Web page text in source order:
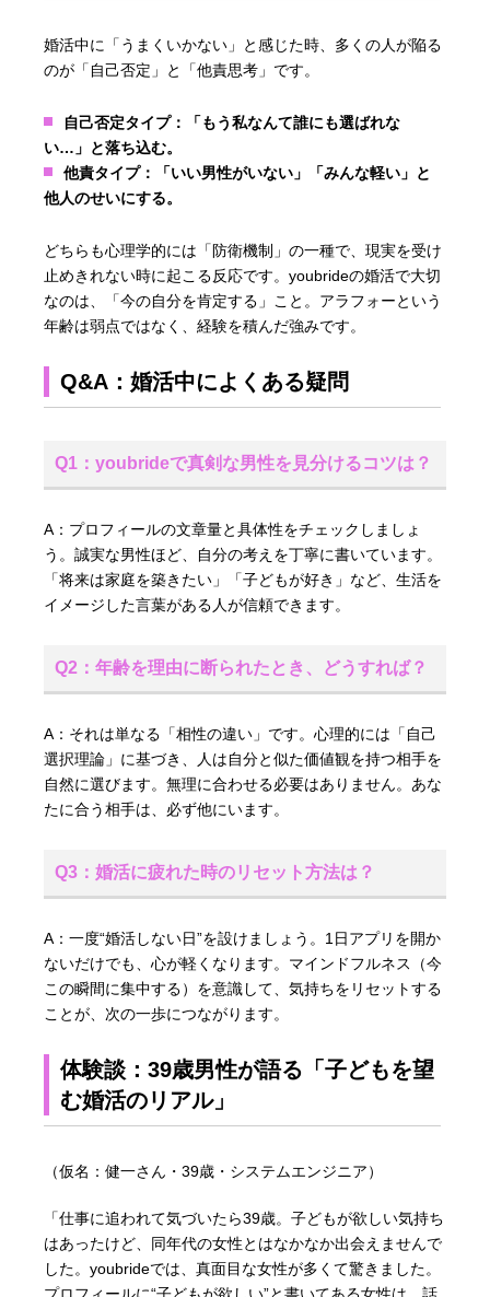
婚活中に「うまくいかない」と感じた時、多くの人が陥る
のが「自己否定」と「他責思考」です。
自己否定タイプ：
「もう私なんて誰にも選ばれな
い…」と落ち込む。
他責タイプ：
「いい男性がいない」「みんな軽い」と
他人のせいにする。
どちらも心理学的には「防衛機制」の一種で、現実を受け
止めきれない時に起こる反応です。youbrideの婚活で大切
なのは、「今の自分を肯定する」こと。アラフォーという
年齢は弱点ではなく、経験を積んだ強みです。
Q&A：婚活中によくある疑問
Q1：youbrideで真剣な男性を見分けるコツは？
A：プロフィールの文章量と具体性をチェックしましょ
う。誠実な男性ほど、自分の考えを丁寧に書いています。
「将来は家庭を築きたい」「子どもが好き」など、生活を
イメージした言葉がある人が信頼できます。
Q2：年齢を理由に断られたとき、どうすれば？
A：それは単なる「相性の違い」です。心理的には「自己
選択理論」に基づき、人は自分と似た価値観を持つ相手を
自然に選びます。無理に合わせる必要はありません。あな
たに合う相手は、必ず他にいます。
Q3：婚活に疲れた時のリセット方法は？
A：一度“婚活しない日”を設けましょう。1日アプリを開か
ないだけでも、心が軽くなります。マインドフルネス（今
この瞬間に集中する）を意識して、気持ちをリセットする
ことが、次の一歩につながります。
体験談：39歳男性が語る「子どもを望
む婚活のリアル」
（仮名：健一さん・39歳・システムエンジニア）
「仕事に追われて気づいたら39歳。子どもが欲しい気持ち
はあったけど、同年代の女性とはなかなか出会えませんで
した。youbrideでは、真面目な女性が多くて驚きました。